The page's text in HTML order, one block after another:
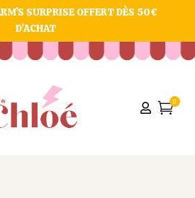
SURPRISE OFFERT DÈS 50€
D’ACHAT
 0